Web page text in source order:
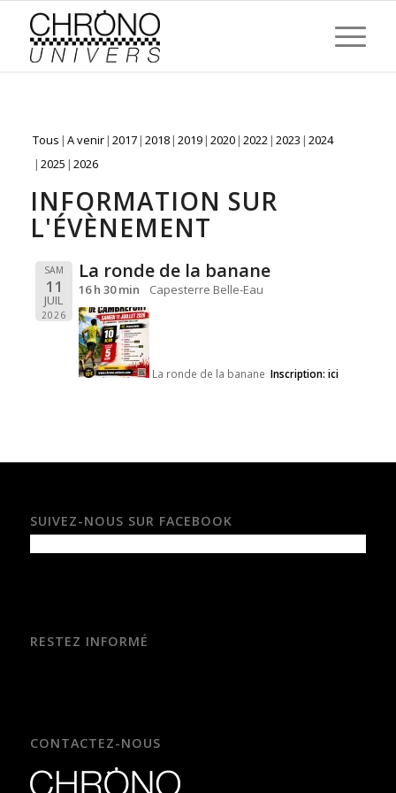
Tous A venir 2017 2018 2019 2020 2022 2023 2024
2025 2026
INFORMATION SUR
L'ÉVÈNEMENT
SAM
11
JUIL
2026
La ronde de la banane
16 h 30 min Capesterre Belle-Eau
La ronde de la bananeInscription: ici
SUIVEZ-NOUS SUR FACEBOOK
RESTEZ INFORMÉ
CONTACTEZ-NOUS